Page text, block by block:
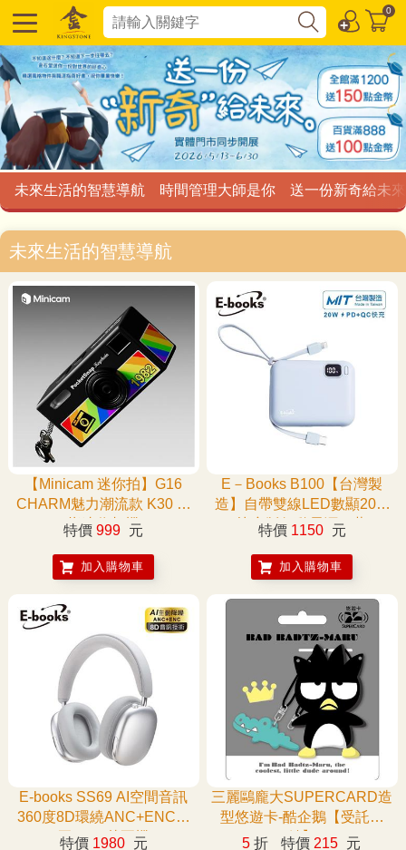
0
未來生活的智慧導航 時間管理大師是你 送一份新奇給未來
未來生活的智慧導航
【Minicam 迷你拍】G16
CHARM魅力潮流款 K30 拇
指迷你相機
特價 999 元
加入購物車
E－Books B100【台灣製
造】自帶雙線LED數顯20W
快充版行動電源－藍
特價 1150 元
加入購物車
E-books SS69 AI空間音訊
360度8D環繞ANC+ENC藍
牙6.0頭戴耳機
特價 1980 元
三麗鷗龐大SUPERCARD造
型悠遊卡-酷企鵝【受託代
銷】
5 折 特價 215 元